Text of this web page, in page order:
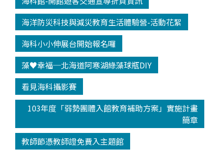
海洋防災科技與減災教育生活體驗營-活動花絮
海科小小伸展台開始報名囉
藻♥幸福─北海道阿寒湖綠藻球瓶DIY
看見海科攝影賽
103年度「弱勢團體入館教育補助方案」實施計畫
簡章
教師節憑教師證免費入主題館